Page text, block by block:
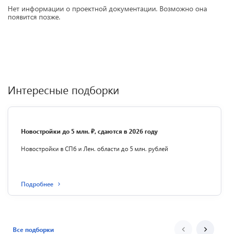
Нет информации о проектной документации. Возможно она
появится позже.
Интересные подборки
Новостройки до 5 млн. ₽, сдаются в 2026 году
Новостройки в СПб и Лен. области до 5 млн. рублей
Подробнее
Все подборки